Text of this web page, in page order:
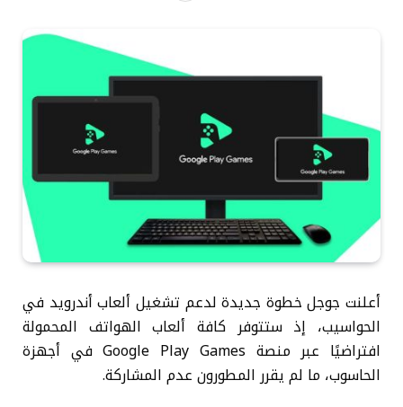
أعلنت جوجل خطوة جديدة لدعم تشغيل ألعاب أندرويد في
الحواسيب، إذ ستتوفر كافة ألعاب الهواتف المحمولة
افتراضيًا عبر منصة Google Play Games في أجهزة
الحاسوب، ما لم يقرر المطورون عدم المشاركة.